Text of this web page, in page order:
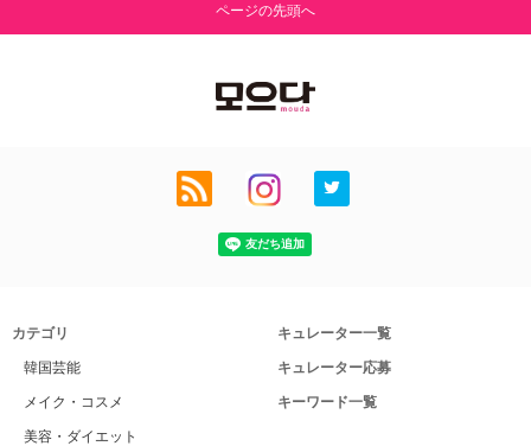
ページの先頭へ
カテゴリ
韓国芸能
メイク・コスメ
美容・ダイエット
キュレーター一覧
キュレーター応募
キーワード一覧